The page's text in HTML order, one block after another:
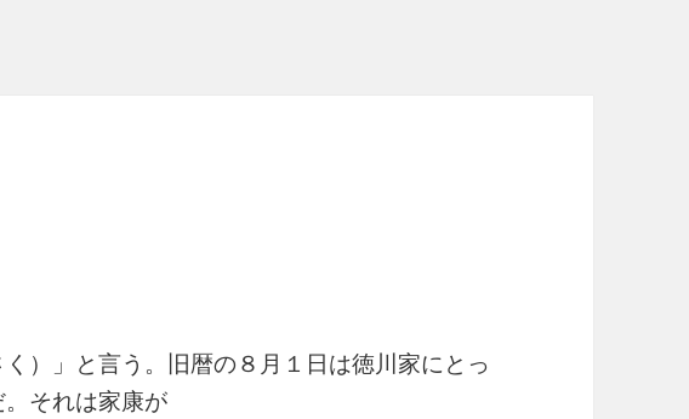
）」と言う。旧暦の８月１日は徳川家にとっ
それは家康が